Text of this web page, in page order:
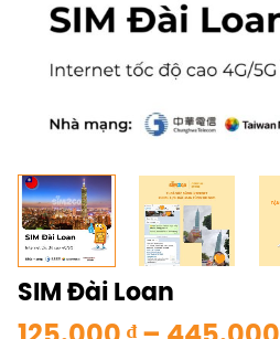
SIM Đài Loan
₫